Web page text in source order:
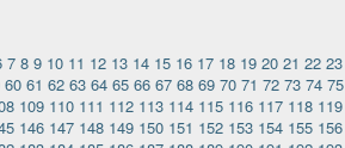
7 8 9 10 11 12 13 14 15 16 17 18 19 20 21 22 23
60 61 62 63 64 65 66 67 68 69 70 71 72 73 74 75
109 110 111 112 113 114 115 116 117 118 119
146 147 148 149 150 151 152 153 154 155 156